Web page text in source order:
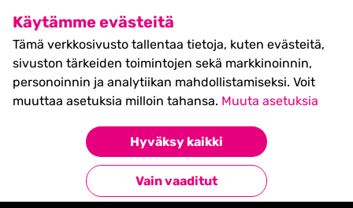
Käytämme evästeitä
Tämä verkkosivusto tallentaa tietoja, kuten evästeitä,
sivuston tärkeiden toimintojen sekä markkinoinnin,
personoinnin ja analytiikan mahdollistamiseksi. Voit
muuttaa asetuksia milloin tahansa. Muuta asetuksia
Hyväksy kaikki
Vain vaaditut
SHIFT Business Festival
27.5.2027, Turku - liput
myynnissä nyt! >>
Marcus Dehlin
Takaisin esiintyjiin